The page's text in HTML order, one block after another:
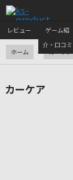
レビュー
ゲーム紹
介・口コミ
ホーム カーケア
カーケア